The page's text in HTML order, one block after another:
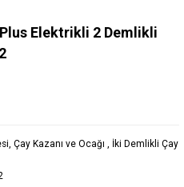
Elektrikli 2 Demlikli
Çay Kazanı ve Ocağı
İki Demlikli Çay